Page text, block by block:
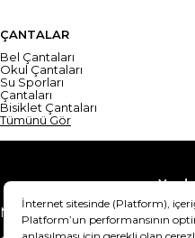
ÇANTALAR
Bel Çantaları
Okul Çantaları
Su Sporları
Çantaları
Bisiklet Çantaları
Tümünü Gör
Mesafeli Satış Sözleşmesi